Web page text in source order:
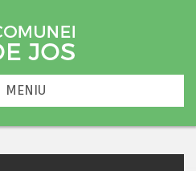
MENIU